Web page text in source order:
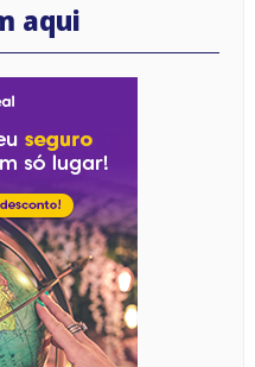
aqui